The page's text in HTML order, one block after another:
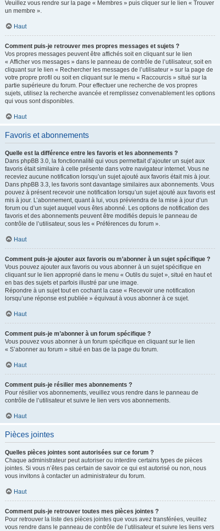
Veuillez vous rendre sur la page « Membres » puis cliquer sur le lien « Trouver
un membre ».
Haut
Comment puis-je retrouver mes propres messages et sujets ?
Vos propres messages peuvent être affichés soit en cliquant sur le lien
« Afficher vos messages » dans le panneau de contrôle de l’utilisateur, soit en
cliquant sur le lien « Rechercher les messages de l’utilisateur » sur la page de
votre propre profil ou soit en cliquant sur le menu « Raccourcis » situé sur la
partie supérieure du forum. Pour effectuer une recherche de vos propres
sujets, utilisez la recherche avancée et remplissez convenablement les options
qui vous sont disponibles.
Haut
Favoris et abonnements
Quelle est la différence entre les favoris et les abonnements ?
Dans phpBB 3.0, la fonctionnalité qui vous permettait d’ajouter un sujet aux
favoris était similaire à celle présente dans votre navigateur internet. Vous ne
receviez aucune notification lorsqu’un sujet ajouté aux favoris était mis à jour.
Dans phpBB 3.3, les favoris sont davantage similaires aux abonnements. Vous
pouvez à présent recevoir une notification lorsqu’un sujet ajouté aux favoris est
mis à jour. L’abonnement, quant à lui, vous préviendra de la mise à jour d’un
forum ou d’un sujet auquel vous êtes abonné. Les options de notification des
favoris et des abonnements peuvent être modifiés depuis le panneau de
contrôle de l’utilisateur, sous les « Préférences du forum ».
Haut
Comment puis-je ajouter aux favoris ou m’abonner à un sujet spécifique ?
Vous pouvez ajouter aux favoris ou vous abonner à un sujet spécifique en
cliquant sur le lien approprié dans le menu « Outils du sujet », situé en haut et
en bas des sujets et parfois illustré par une image.
Répondre à un sujet tout en cochant la case « Recevoir une notification
lorsqu’une réponse est publiée » équivaut à vous abonner à ce sujet.
Haut
Comment puis-je m’abonner à un forum spécifique ?
Vous pouvez vous abonner à un forum spécifique en cliquant sur le lien
« S’abonner au forum » situé en bas de la page du forum.
Haut
Comment puis-je résilier mes abonnements ?
Pour résilier vos abonnements, veuillez vous rendre dans le panneau de
contrôle de l’utilisateur et suivre le lien vers vos abonnements.
Haut
Pièces jointes
Quelles pièces jointes sont autorisées sur ce forum ?
Chaque administrateur peut autoriser ou interdire certains types de pièces
jointes. Si vous n’êtes pas certain de savoir ce qui est autorisé ou non, nous
vous invitons à contacter un administrateur du forum.
Haut
Comment puis-je retrouver toutes mes pièces jointes ?
Pour retrouver la liste des pièces jointes que vous avez transférées, veuillez
vous rendre dans le panneau de contrôle de l’utilisateur et suivre les liens vers